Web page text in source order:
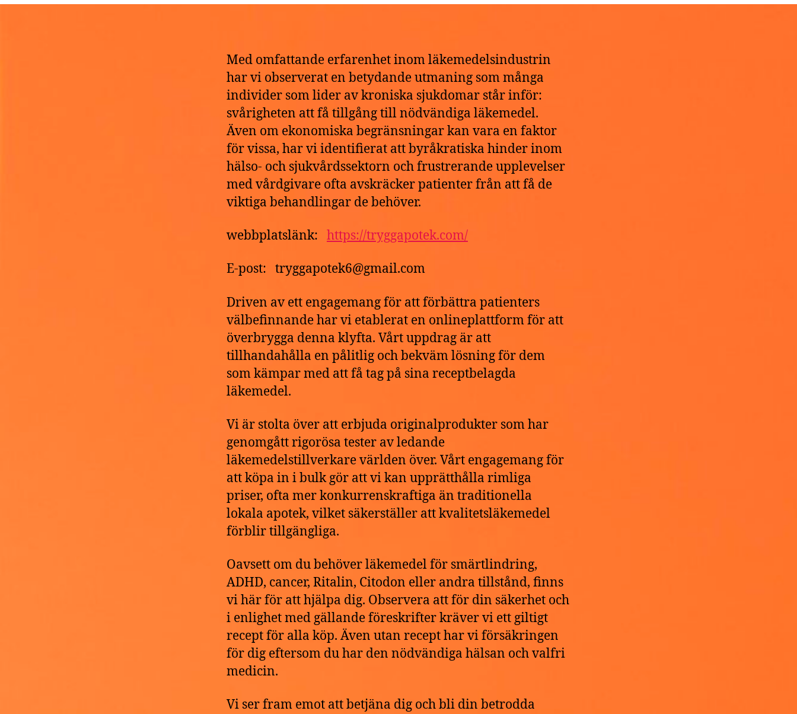
e
6
Med omfattande erfarenhet inom läkemedelsindustrin
har vi observerat en betydande utmaning som många
individer som lider av kroniska sjukdomar står inför:
svårigheten att få tillgång till nödvändiga läkemedel.
Även om ekonomiska begränsningar kan vara en faktor
för vissa, har vi identifierat att byråkratiska hinder inom
hälso- och sjukvårdssektorn och frustrerande upplevelser
med vårdgivare ofta avskräcker patienter från att få de
viktiga behandlingar de behöver.
webbplatslänk: https://tryggapotek.com/
E-post: tryggapotek6@gmail.com
Driven av ett engagemang för att förbättra patienters
välbefinnande har vi etablerat en onlineplattform för att
överbrygga denna klyfta. Vårt uppdrag är att
tillhandahålla en pålitlig och bekväm lösning för dem
som kämpar med att få tag på sina receptbelagda
läkemedel.
Vi är stolta över att erbjuda originalprodukter som har
genomgått rigorösa tester av ledande
läkemedelstillverkare världen över. Vårt engagemang för
att köpa in i bulk gör att vi kan upprätthålla rimliga
priser, ofta mer konkurrenskraftiga än traditionella
lokala apotek, vilket säkerställer att kvalitetsläkemedel
förblir tillgängliga.
Oavsett om du behöver läkemedel för smärtlindring,
ADHD, cancer, Ritalin, Citodon eller andra tillstånd, finns
vi här för att hjälpa dig. Observera att för din säkerhet och
i enlighet med gällande föreskrifter kräver vi ett giltigt
recept för alla köp. Även utan recept har vi försäkringen
för dig eftersom du har den nödvändiga hälsan och valfri
medicin.
Vi ser fram emot att betjäna dig och bli din betrodda